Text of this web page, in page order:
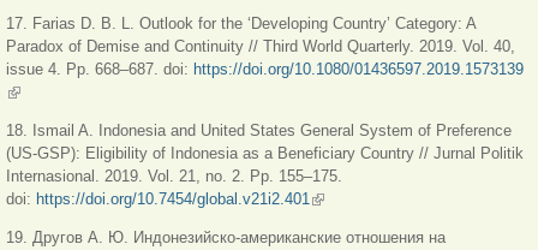
17. Farias D. B. L. Outlook for the ‘Developing Country’ Category: A
Paradox of Demise and Continuity // Third World Quarterly. 2019. Vol. 40,
issue 4. Pp. 668–687. doi: https://doi.org/10.1080/01436597.2019.1573139
(link is external)
18. Ismail A. Indonesia and United States General System of Preference
(US-GSP): Eligibility of Indonesia as a Beneficiary Country // Jurnal Politik
Internasional. 2019. Vol. 21, no. 2. Pp. 155–175.
doi: https://doi.org/10.7454/global.v21i2.401(link is external)
19. Другов А. Ю. Индонезийско-американские отношения на